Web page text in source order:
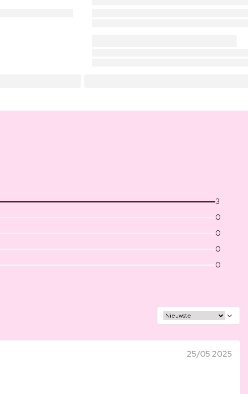
3
0
0
0
0
25/05 2025